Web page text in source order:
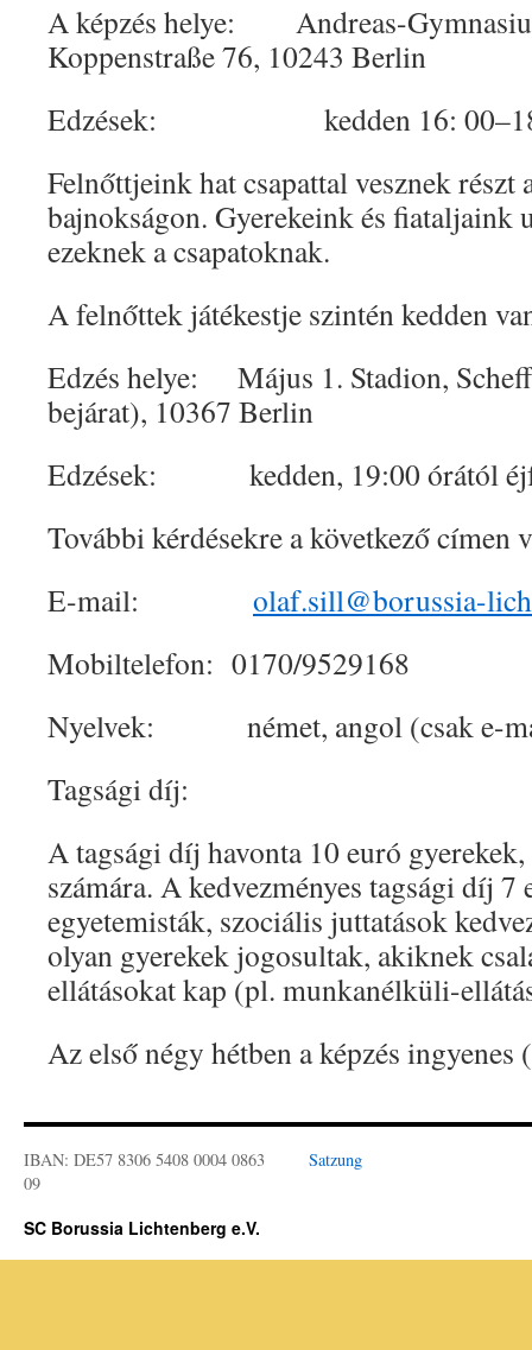
A képzés helye: Andreas-
Koppenstraße 76, 10243 Berlin
Edzések: kedden 16: 00–18:
Felnőttjeink hat csapattal vesznek részt
bajnokságon. Gyerekeink és fiataljaink
ezeknek a csapatoknak.
A felnőttek játékestje szintén kedden
Edzés helye: Május 1. Stadion,
bejárat), 10367 Berlin
Edzések: kedden, 19:00 órától
További kérdésekre a következő címen
E-mail: olaf.sill@borussia-
Mobiltelefon: 0170/9529168
Nyelvek: német, angol (csak e-
Tagsági díj:
A tagsági díj havonta 10 euró
számára. A kedvezményes tagsági díj 7
egyetemisták, szociális juttatások
olyan gyerekek jogosultak, akiknek
ellátásokat kap (pl. munkanélküli-
Az első négy hétben a képzés ingyenes
IBAN: DE57 8306 5408 0004 0863
09
Satzung
SC Borussia Lichtenberg e.V.